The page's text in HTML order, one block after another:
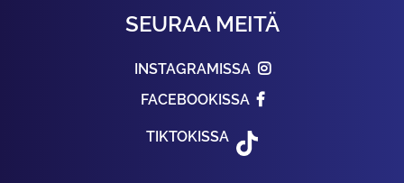
SEURAA MEITÄ
INSTAGRAMISSA
FACEBOOKISSA
TIKTOKISSA